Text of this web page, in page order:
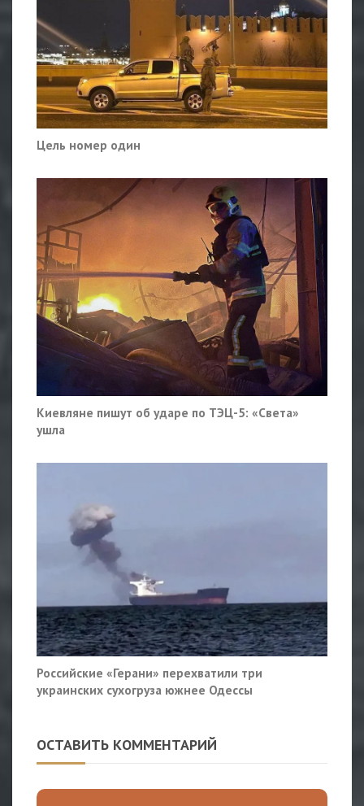
Цель номер один
Киевляне пишут об ударе по ТЭЦ-5: «Света»
ушла
Российские «Герани» перехватили три
украинских сухогруза южнее Одессы
ОСТАВИТЬ КОММЕНТАРИЙ